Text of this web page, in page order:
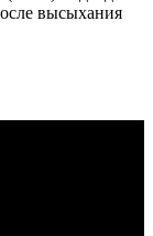
высыхания